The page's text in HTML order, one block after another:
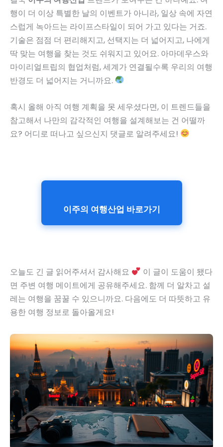
행이 더 이상 특별한 날의 이벤트가 아니라, 일상 속에 자연
스럽게 녹아드는 라이프스타일이 되어 가고 있다는 거죠.
기술은 점점 더 편리해지고, 선택지는 더 넓어지고, 나에게
딱 맞는 여행을 찾는 것도 쉬워지고 있어요. 아마데우스와
마이리얼트립의 협업처럼, 세계가 연결될수록 우리의 여행
반경도 더 넓어지는 거니까요.
혹시 올해 아직 여행 계획을 못 세우셨다면, 이 트렌드들을
참고해서 나만의 감각적인 여행을 설계해보는 건 어떨까
요? 어디로 떠나고 싶으신지 댓글로 알려주세요!
이주의 여행산업 바로가기
오늘도 긴 글 읽어주셔서 감사해요
이 글이 도움이 됐다
면 주변 여행 메이트에게 공유해주세요. 함께 더 알차고 설
레는 여행을 꿈꿀 수 있으니까요. 다음에도 더 따뜻하고 유
용한 여행 정보로 돌아올게요!